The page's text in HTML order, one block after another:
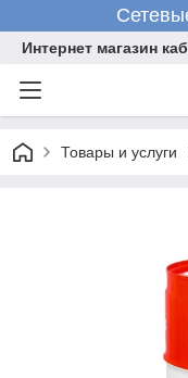
Интернет магазин
Товары и услуги